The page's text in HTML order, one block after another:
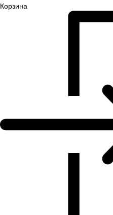
Корзина